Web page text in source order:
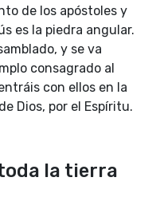
de los apóstoles y
es la piedra angular.
y se va
consagrado al
con ellos en la
Dios, por el Espíritu.
la tierra